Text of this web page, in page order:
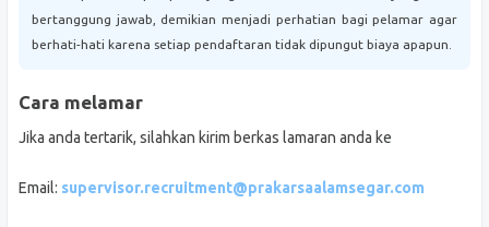
bertanggung jawab, demikian menjadi perhatian bagi pelamar agar
berhati-hati karena setiap pendaftaran tidak dipungut biaya apapun.
Cara melamar
Jika anda tertarik, silahkan kirim berkas lamaran anda ke
Email: supervisor.recruitment@prakarsaalamsegar.com